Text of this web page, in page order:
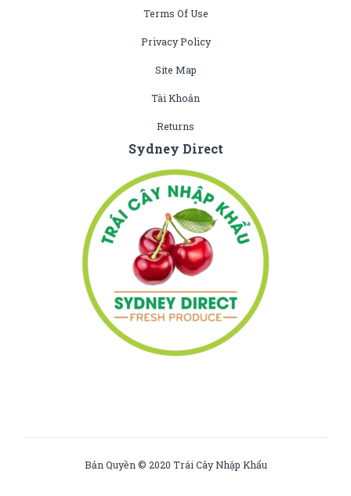
Terms Of Use
Privacy Policy
Site Map
Tài Khoản
Returns
Sydney Direct
Bản Quyền © 2020 Trái Cây Nhập Khẩu